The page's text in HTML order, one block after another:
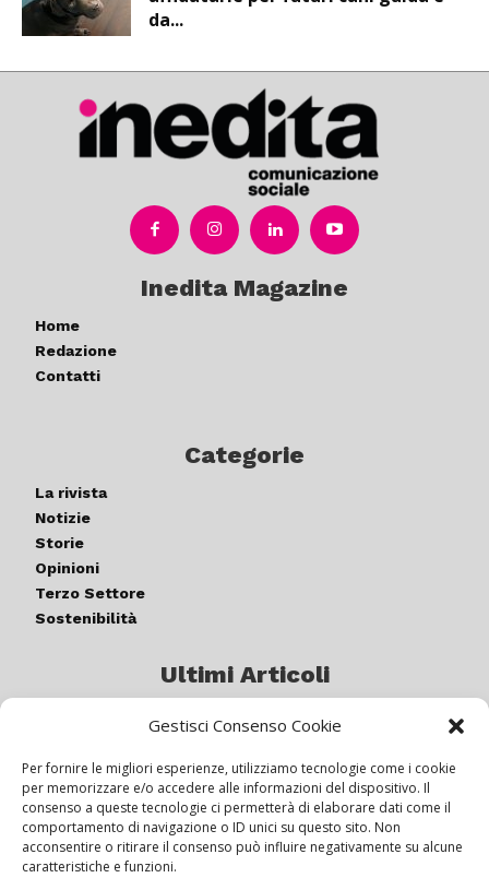
Gestisci Consenso Cookie
Per fornire le migliori esperienze, utilizziamo tecnologie come i cookie
per memorizzare e/o accedere alle informazioni del dispositivo. Il
consenso a queste tecnologie ci permetterà di elaborare dati come il
comportamento di navigazione o ID unici su questo sito. Non
acconsentire o ritirare il consenso può influire negativamente su alcune
caratteristiche e funzioni.
da...
Inedita Magazine
Home
Redazione
Contatti
Categorie
La rivista
Notizie
Storie
Opinioni
Terzo Settore
Sostenibilità
Ultimi Articoli
Germogli di luce: al via la quinta
IL BEER GARDEN CON IL GIALLONE